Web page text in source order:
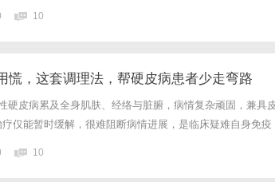
题开展入队闯关活动，预备队员们通过学练考结合的趣味形
，筑牢入队思想与素养根基。当日仪式庄重有序...
10
慌，这套调理法，帮硬皮病患者少走弯路
硬皮病累及全身肌肤、经络与脏腑，病情复杂顽固，兼具
仅能暂时缓解，很难阻断病情进展，是临床疑难自身免疫
型硬皮病康复真实案例。患者李某，42岁女性，确诊系统
型雷诺现象，遇冷双手指尖发白发紫...
10